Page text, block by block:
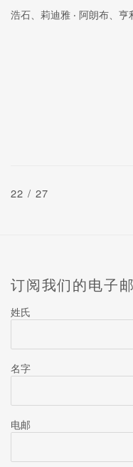
浩石、莉迪雅 ‧ 阿朗布、亨
22 / 27
订阅我们的电子
姓氏
名字
电邮